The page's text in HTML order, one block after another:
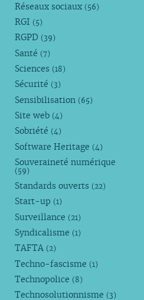
Réseaux sociaux (56)
RGI (5)
RGPD (39)
Santé (7)
Sciences (18)
Sécurité (3)
Sensibilisation (65)
Site web (4)
Sobriété (4)
Software Heritage (4)
Souveraineté numérique
(59)
Standards ouverts (22)
Start-up (1)
Surveillance (21)
Syndicalisme (1)
TAFTA (2)
Techno-fascisme (1)
Technopolice (8)
Technosolutionnisme (3)